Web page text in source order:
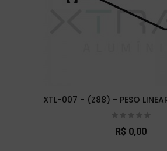
XTL-007 - (Z88) - PESO
R$ 0,00